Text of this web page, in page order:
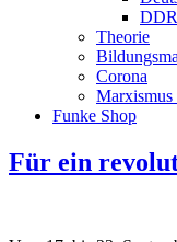
Theorie
Corona
Funke Shop
Für ein